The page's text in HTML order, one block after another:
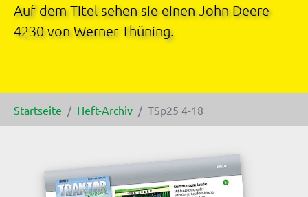
Auf dem Titel sehen sie einen John Deere
4230 von Werner Thüning.
Startseite Heft-Archiv TSp25 4-18